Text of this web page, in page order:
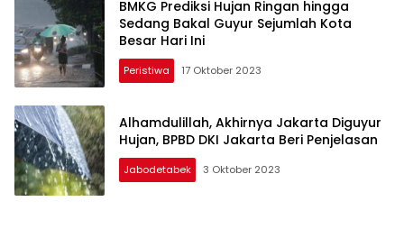
BMKG Prediksi Hujan Ringan hingga
Sedang Bakal Guyur Sejumlah Kota
Besar Hari Ini
Peristiwa 17 Oktober 2023
Alhamdulillah, Akhirnya Jakarta Diguyur
Hujan, BPBD DKI Jakarta Beri Penjelasan
Jabodetabek 3 Oktober 2023